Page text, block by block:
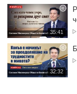
시
간
재
생
시
간
35:41
재
생
32:32